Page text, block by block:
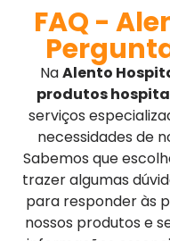
FAQ -
NaAlento
produtos
serviços
necessidades de
Sabemos que
trazer algumas
para responder às
nossos produtos e